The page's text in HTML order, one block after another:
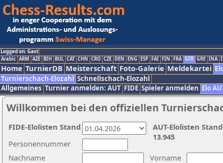
Logged on: Gast
Arabic ARM AZE BIH BUL CAT CHN CRO CZE DEN ENG ESP FAI FIN FRA GER GRE INA
Home TurnierDB Meisterschaft Foto-Galerie Meldekartei
Turnierschach-Elozahl Schnellschach-Elozahl
Allgemeines Turnier anmelden: AUT FIDE Spieler anmelden Elo
Willkommen bei den offiziellen
Nachname
Vorname
Personennummer
AUT-Elolisten
13.945
FIDE-Elolisten Stand